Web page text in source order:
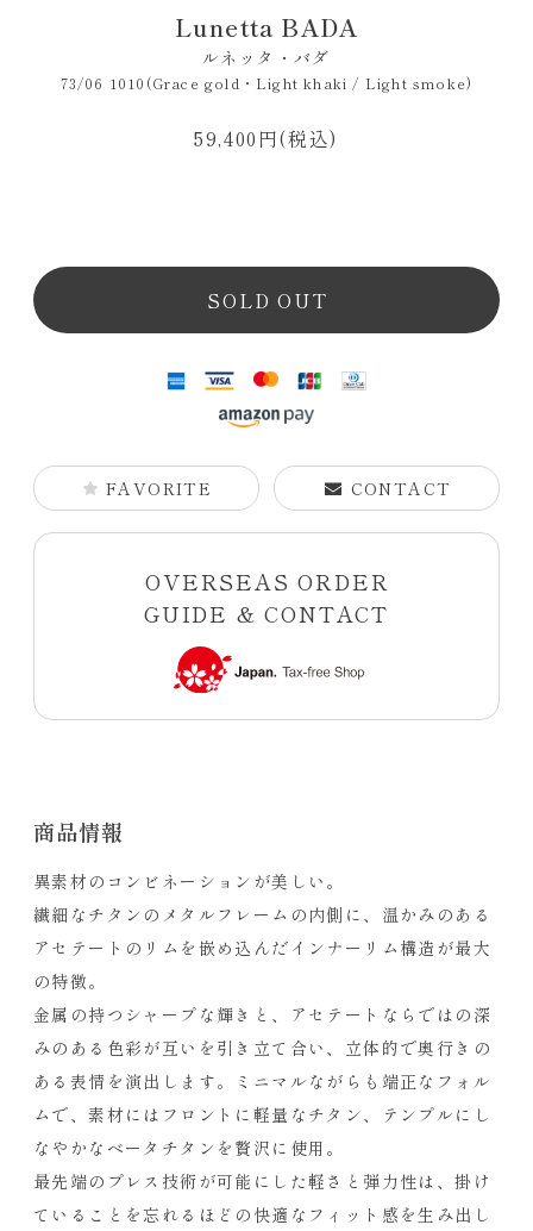
Lunetta BADA
ルネッタ・バダ
73/06 1010(Grace gold・Light khaki / Light smoke)
59,400円(税込)
SOLD OUT
FAVORITE CONTACT
OVERSEAS ORDER
GUIDE & CONTACT
商品情報
異素材のコンビネーションが美しい。
繊細なチタンのメタルフレームの内側に、温かみのある
アセテートのリムを嵌め込んだインナーリム構造が最大
の特徴。
金属の持つシャープな輝きと、アセテートならではの深
みのある色彩が互いを引き立て合い、立体的で奥行きの
ある表情を演出します。ミニマルながらも端正なフォル
ムで、素材にはフロントに軽量なチタン、テンプルにし
なやかなベータチタンを贅沢に使用。
最先端のプレス技術が可能にした軽さと弾力性は、掛け
ていることを忘れるほどの快適なフィット感を生み出し